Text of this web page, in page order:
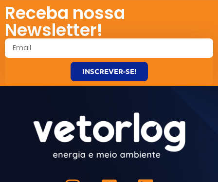
Receba nossa
Newsletter!
INSCREVER-SE!